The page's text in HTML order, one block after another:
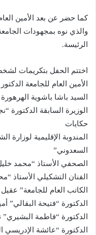
كما حضر عن بعد الأمين
والذي نوه بمجهودات
الرئيسة.
اختتم الحفل بتكريمات
الأمين العام للجامعة
السيد باشا باشوية
الوزيرة السابقة
حكايات
المندوبة الإقليمية لوزارة
السعدوني”
الصحفي الأستاذ “محمد
الفنان التشكيلي الأستاذ
الكاتب العام للجامعة”
الدكتورة “فتيحة البقالي”
الدكتورة “فاطمة البشيري”
الدكتورة “عائشة